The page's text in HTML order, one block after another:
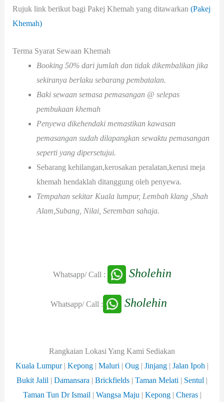
Rujuk link berikut bagi Pakej Khemah yang ditawarkan (Pakej
Khemah)
Terma Syarat Sewaan Khemah
Booking 50% dari jumlah dan tidak dikembalikan jika
sekiranya berlaku sebarang pembatalan.
Baki sewaan semasa pemasangan @ selepas
pembukaan khemah
Penyewa dikehendaki memastikan kawasan
pemasangan sudah dilapangkan sewaktu pemasangan
seperti yang dipersetujui.
Sebarang kehilangan,kerosakan peralatan,kerusi meja
khemah hendaklah ditanggung oleh penyewa.
Tempahan sekitar Kuala lumpur, Lembah klang ,Shah
Alam,Subang, Nilai, Seremban sahaja.
Whatsapp/ Call : Sholehin
Whatsapp/ Call : Sholehin
Rangkaian Lokasi Yang Kami Sediakan
Kuala Lumpur| Kepong | Maluri | Oug | Jinjang | Jalan Ipoh |
Bukit Jalil | Damansara | Brickfields | Taman Melati | Sentul |
Taman Tun Dr Ismail | Wangsa Maju | Kepong| Cheras|